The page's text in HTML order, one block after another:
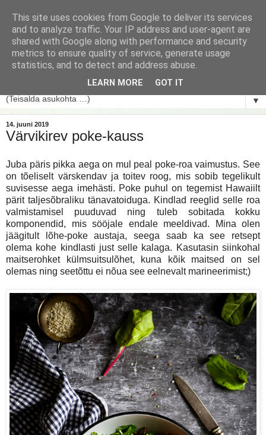
▼
14. juuni 2019
Värvikirev poke-kauss
Juba päris pikka aega on mul peal poke-roa vaimustus. See
on tõeliselt värskendav ja toitev roog, mis sobib tegelikult
suvisesse aega imehästi. Poke puhul on tegemist Hawaiilt
pärit taljesõbraliku tänavatoiduga. Kindlad reeglid selle roa
valmistamisel puuduvad ning tuleb sobitada kokku
komponendid, mis sööjale endale meeldivad. Mina olen
jäägitult lõhe-poke austaja, seega saab ka see retsept
olema kohe kindlasti just selle kalaga. Kasutasin siinkohal
maitserohket külmsuitsulõhet, kuna kõik maitsed on sel
olemas ning seetõttu ei nõua see eelnevalt marineerimist;)
This site uses cookies from Google to deliver its services
and to analyze traffic. Your IP address and user-agent are
shared with Google along with performance and security
metrics to ensure quality of service, generate usage
statistics, and to detect and address abuse.
LEARN MORE GOT IT